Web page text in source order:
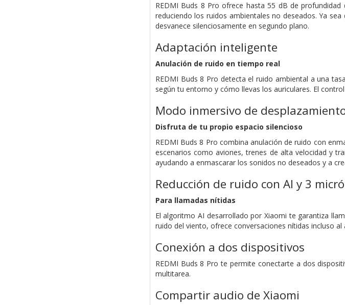
REDMI Buds 8 Pro ofrece hasta 55 dB de
reduciendo los ruidos ambientales no deseados. Ya
desvanece silenciosamente en segundo plano.
Adaptación inteligente
Anulación de ruido en tiempo real
REDMI Buds 8 Pro detecta el ruido ambiental a una
según tu entorno y cómo llevas los auriculares. El
Modo inmersivo de
Disfruta de tu propio espacio silencioso
REDMI Buds 8 Pro combina anulación de ruido con
escenarios como aviones, trenes de alta velocidad y
ayudando a enmascarar los sonidos no deseados y a
Reducción de ruido con AI y 3
Para llamadas nítidas
El algoritmo AI desarrollado por Xiaomi te garantiza
ruido del viento, ofrece conversaciones nítidas incluso al
Conexión a dos dispositivos
REDMI Buds 8 Pro te permite conectarte a dos
multitarea.
Compartir audio de Xiaomi